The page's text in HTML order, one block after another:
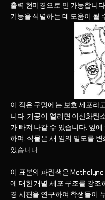
출력 현미경으로 만 가능합니
기능을 식별하는 데 도움이 될
이 작은 구멍에는 보호 세포라
니다. 기공이 열리면 이산화탄
가 빠져 나갈 수 있습니다. 잎
하며, 식물은 새 잎의 밀도를
있습니다.
이 표본의 파란색은
에 대한 개별 세포 구조를 강조
경 시편을 연구하여 학생들이